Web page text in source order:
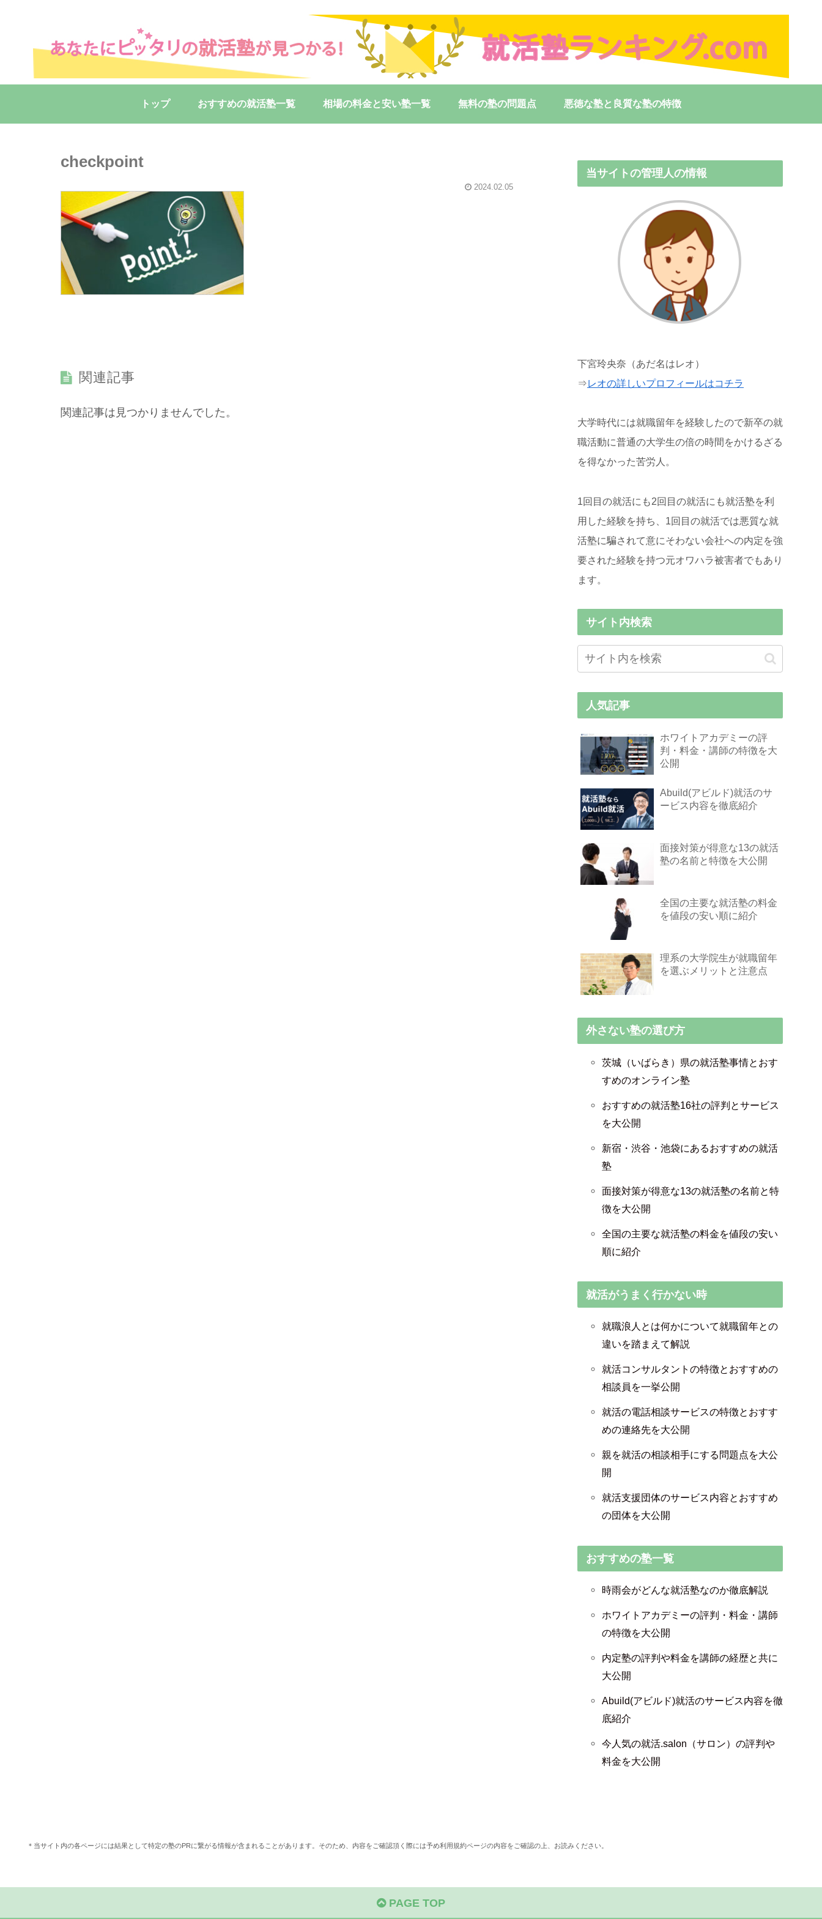
トップ おすすめの就活塾一覧 相場の料金と安い塾一覧 無料の塾の問題点 悪徳な塾と良質な塾の特徴
checkpoint
2024.02.05
関連記事
関連記事は見つかりませんでした。
当サイトの管理人の情報
下宮玲央奈（あだ名はレオ）
⇒レオの詳しいプロフィールはコチラ
大学時代には就職留年を経験したので新卒の就
職活動に普通の大学生の倍の時間をかけるざる
を得なかった苦労人。
1回目の就活にも2回目の就活にも就活塾を利
用した経験を持ち、1回目の就活では悪質な就
活塾に騙されて意にそわない会社への内定を強
要された経験を持つ元オワハラ被害者でもあり
ます。
サイト内検索
人気記事
ホワイトアカデミーの評
判・料金・講師の特徴を大
公開
Abuild(アビルド)就活のサ
ービス内容を徹底紹介
面接対策が得意な13の就活
塾の名前と特徴を大公開
全国の主要な就活塾の料金
を値段の安い順に紹介
理系の大学院生が就職留年
を選ぶメリットと注意点
外さない塾の選び方
茨城（いばらき）県の就活塾事情とおす
すめのオンライン塾
おすすめの就活塾16社の評判とサービス
を大公開
新宿・渋谷・池袋にあるおすすめの就活
塾
面接対策が得意な13の就活塾の名前と特
徴を大公開
全国の主要な就活塾の料金を値段の安い
順に紹介
就活がうまく行かない時
就職浪人とは何かについて就職留年との
違いを踏まえて解説
就活コンサルタントの特徴とおすすめの
相談員を一挙公開
就活の電話相談サービスの特徴とおすす
めの連絡先を大公開
親を就活の相談相手にする問題点を大公
開
就活支援団体のサービス内容とおすすめ
の団体を大公開
おすすめの塾一覧
時雨会がどんな就活塾なのか徹底解説
ホワイトアカデミーの評判・料金・講師
の特徴を大公開
内定塾の評判や料金を講師の経歴と共に
大公開
Abuild(アビルド)就活のサービス内容を徹
底紹介
今人気の就活.salon（サロン）の評判や
料金を大公開
＊当サイト内の各ページには結果として特定の塾のPRに繋がる情報が含まれることがあります。そのため、内容をご確認頂く際には予め利用規約ページの内容をご確認の上、お読みください。
PAGE TOP